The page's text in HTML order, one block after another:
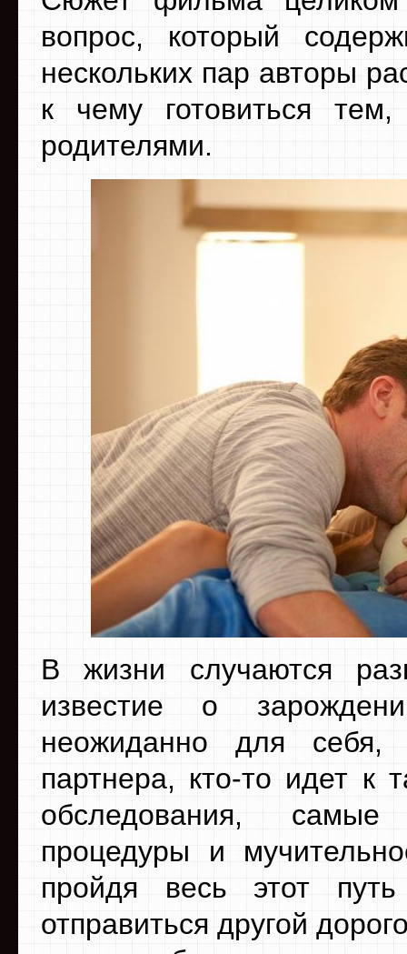
вопрос, который
нескольких пар авторы
к чему готовиться
родителями.
В жизни случаются
известие о
неожиданно для
партнера, кто-то идет к
обследования, самые
процедуры и
пройдя весь этот
отправиться другой